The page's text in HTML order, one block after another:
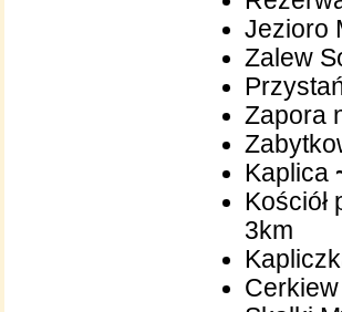
Jezioro
Zalew
Zapora
Kaplica
3km